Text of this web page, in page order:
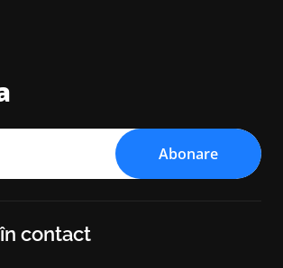
Abonare
contact